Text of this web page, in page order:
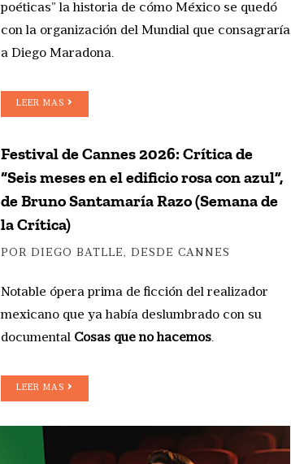
poéticas” la historia de cómo México se quedó
con la organización del Mundial que consagraría
a Diego Maradona.
LEER MAS
Festival de Cannes 2026: Crítica de
“Seis meses en el edificio rosa con azul”,
de Bruno Santamaría Razo (Semana de
la Crítica)
POR DIEGO BATLLE, DESDE CANNES
Notable ópera prima de ficción del realizador
mexicano que ya había deslumbrado con su
documental Cosas que no hacemos.
LEER MAS